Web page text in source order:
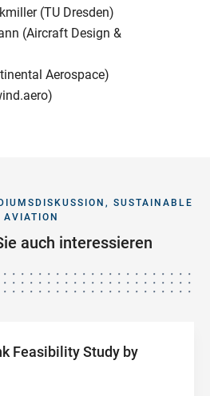
(TU Dresden)
(Aircraft Design &
Aerospace)
SUSTAINABLE
AVIATION
auch interessieren
Feasibility Study by